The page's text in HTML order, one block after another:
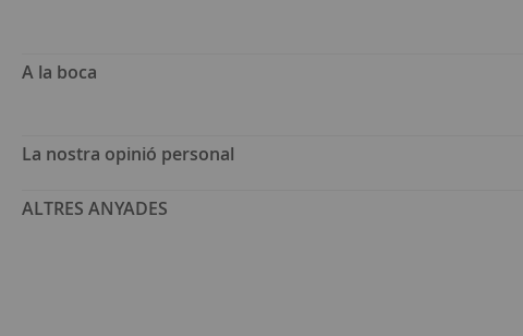
A la boca
La nostra opinió personal
ALTRES ANYADES